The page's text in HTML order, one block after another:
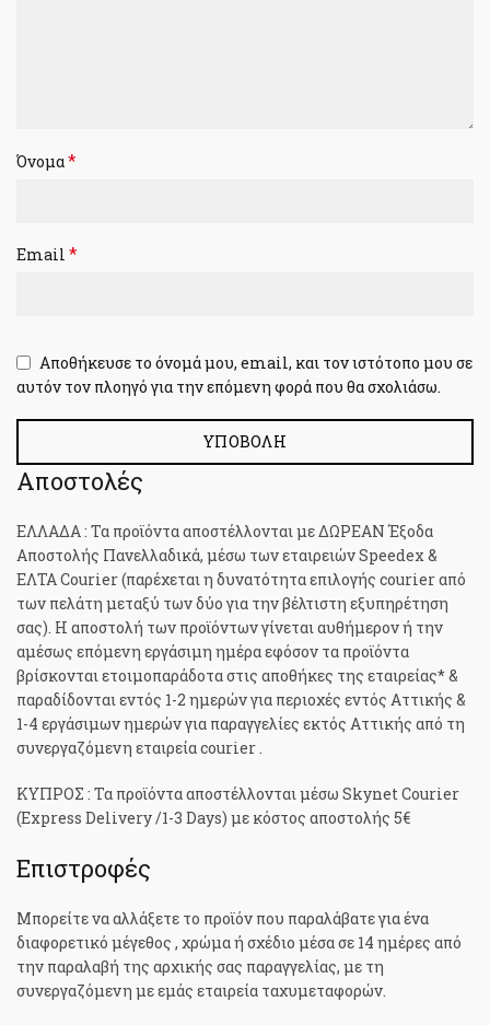
Όνομα*
Email *
Αποθήκευσε το όνομά μου, email, και τον ιστότοπο μου σε
αυτόν τον πλοηγό για την επόμενη φορά που θα σχολιάσω.
Αποστολές
ΕΛΛΑΔΑ : Τα προϊόντα αποστέλλονται με ΔΩΡΕΑΝ Έξοδα
Αποστολής Πανελλαδικά, μέσω των εταιρειών Speedex &
ΕΛΤΑ Courier (παρέχεται η δυνατότητα επιλογής courier από
των πελάτη μεταξύ των δύο για την βέλτιστη εξυπηρέτηση
σας). H αποστολή των προϊόντων γίνεται αυθήμερον ή την
αμέσως επόμενη εργάσιμη ημέρα εφόσον τα προϊόντα
βρίσκονται ετοιμοπαράδοτα στις αποθήκες της εταιρείας* &
παραδίδονται εντός 1-2 ημερών για περιοχές εντός Αττικής &
1-4 εργάσιμων ημερών για παραγγελίες εκτός Αττικής από τη
συνεργαζόμενη εταιρεία courier .
ΚΥΠΡΟΣ : Τα προϊόντα αποστέλλονται μέσω Skynet Courier
(Express Delivery /1-3 Days) με κόστος αποστολής 5€
Επιστροφές
Μπορείτε να αλλάξετε το προϊόν που παραλάβατε για ένα
διαφορετικό μέγεθος , χρώμα ή σχέδιο μέσα σε 14 ημέρες από
την παραλαβή της αρχικής σας παραγγελίας, με τη
συνεργαζόμενη με εμάς εταιρεία ταχυμεταφορών.